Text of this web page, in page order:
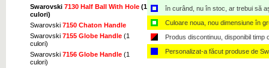
Swarovski 7130 Half Ball With Hole (1
culori)
Swarovski 7150 Chaton Handle
Swarovski 7155 Globe Handle (1
culori)
Swarovski 7156 Globe Handle (1
culori)
în curând, nu în stoc, ar trebui să
Culoare noua, nou dimensiune în
Produs discontinuu, disponibil timp
Personalizat-a făcut produse de